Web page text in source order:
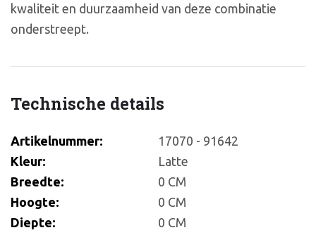
kwaliteit en duurzaamheid van deze combinatie
onderstreept.
Technische details
Artikelnummer:
17070 - 91642
Kleur:
Latte
Breedte:
0 CM
Hoogte:
0 CM
Diepte:
0 CM